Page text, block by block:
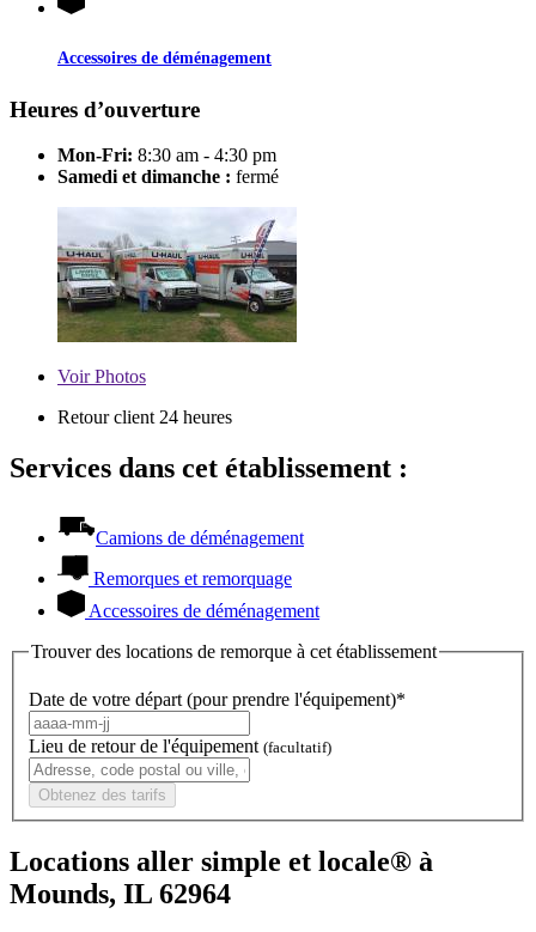
Accessoires de déménagement
Heures d’ouverture
Mon-Fri: 8:30 am - 4:30 pm
Samedi et dimanche : fermé
VoirPhotos
Retour client 24 heures
Services dans cet établissement :
Camions de déménagement
Remorques et remorquage
Accessoires de déménagement
Trouver des locations de remorque à cet établissement
Date de votre départ (pour prendre l'équipement)*
Lieu de retour de l'équipement (facultatif)
Obtenez des tarifs
Locations aller simple et locale® à
Mounds, IL 62964